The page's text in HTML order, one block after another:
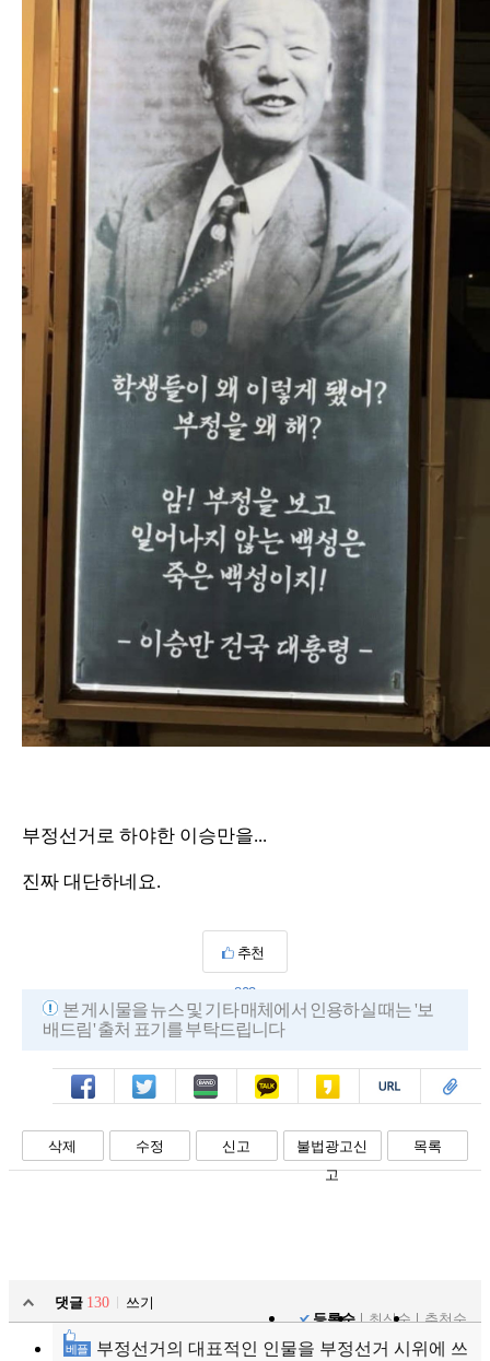
부정선거로 하야한 이승만을...
진짜 대단하네요.
추천
803
본 게시물을 뉴스 및 기타 매체에서 인용하실 때는 '보
배드림' 출처 표기를 부탁드립니다
페북 트윗 밴드 카톡 카스 복사 스크랩
삭제 수정 신고
불법광고신
고
목록
댓글 130
쓰기
등록순
최신순 추천순
베플
부정선거의 대표적인 인물을 부정선거 시위에 쓰